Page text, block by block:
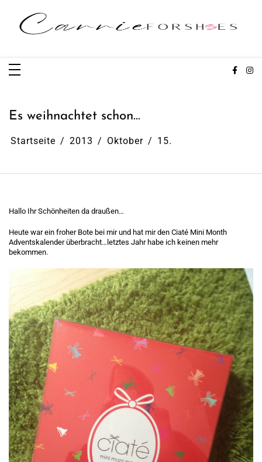
springen
Es weihnachtet schon…
Startseite 2013 Oktober 15.
Hallo Ihr Schönheiten da draußen…
Heute war ein froher Bote bei mir und hat mir den Ciaté Mini Month
Adventskalender überbracht…letztes Jahr habe ich keinen mehr
bekommen.